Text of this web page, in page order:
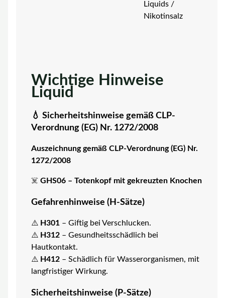
Liquids /
Nikotinsalz
Wichtige Hinweise
Liquid
💧 Sicherheitshinweise gemäß CLP-
Verordnung (EG) Nr. 1272/2008
Auszeichnung gemäß CLP-Verordnung (EG) Nr.
1272/2008
☠️ GHS06 – Totenkopf mit gekreuzten Knochen
Gefahrenhinweise (H-Sätze)
⚠️ H301– Giftig bei Verschlucken.
⚠️ H312– Gesundheitsschädlich bei
Hautkontakt.
⚠️ H412– Schädlich für Wasserorganismen, mit
langfristiger Wirkung.
Sicherheitshinweise (P-Sätze)